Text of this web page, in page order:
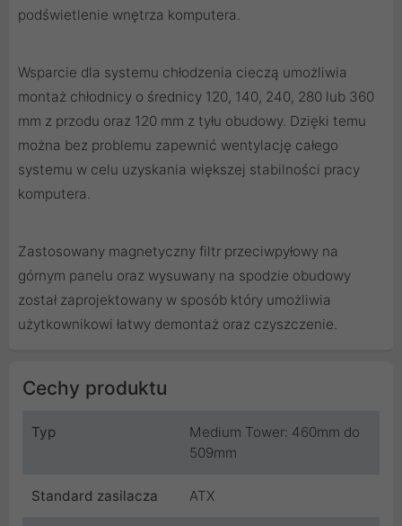
podświetlenie wnętrza komputera.
Wsparcie dla systemu chłodzenia cieczą umożliwia
montaż chłodnicy o średnicy 120, 140, 240, 280 lub 360
mm z przodu oraz 120 mm z tyłu obudowy. Dzięki temu
można bez problemu zapewnić wentylację całego
systemu w celu uzyskania większej stabilności pracy
komputera.
Zastosowany magnetyczny filtr przeciwpyłowy na
górnym panelu oraz wysuwany na spodzie obudowy
został zaprojektowany w sposób który umożliwia
użytkownikowi łatwy demontaż oraz czyszczenie.
Cechy produktu
Typ
Medium Tower: 460mm do
509mm
Standard zasilacza ATX